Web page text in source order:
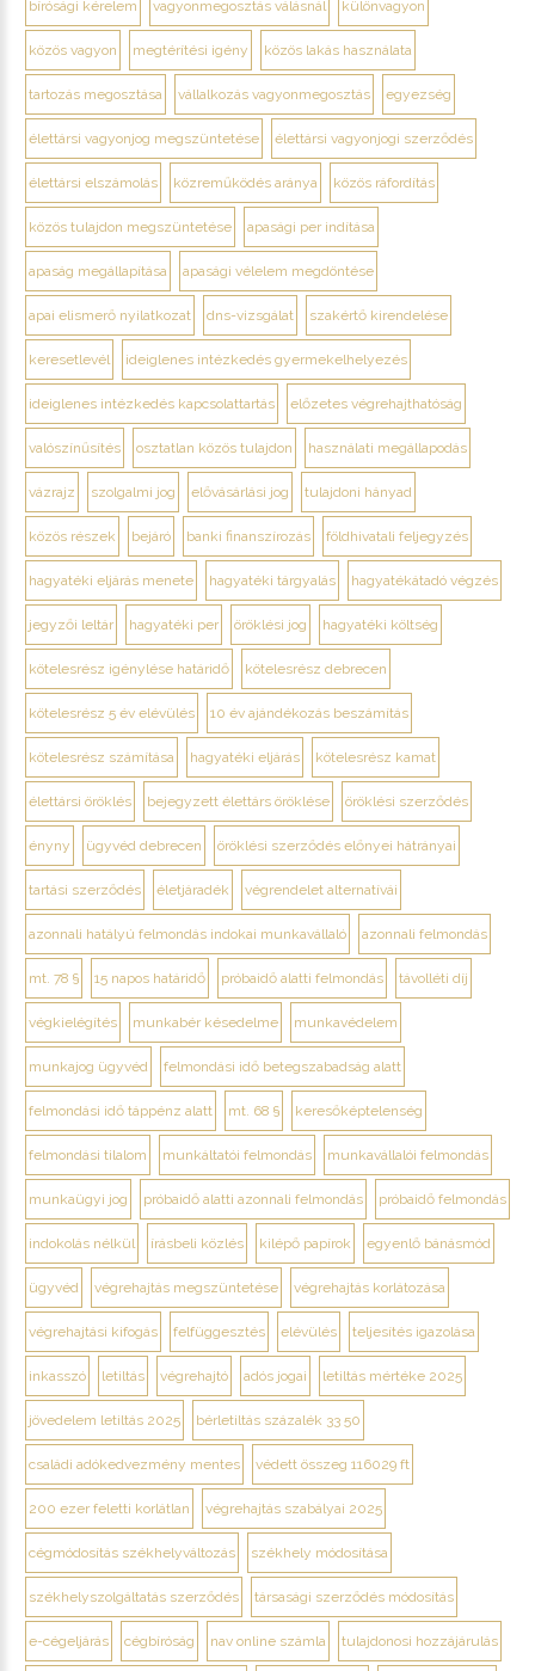
bírósági kérelem vagyonmegosztás válásnál különvagyon
közös vagyon megtérítési igény közös lakás használata
tartozás megosztása vállalkozás vagyonmegosztás egyezség
élettársi vagyonjog megszüntetése élettársi vagyonjogi szerződés
élettársi elszámolás közreműködés aránya közös ráfordítás
közös tulajdon megszüntetése apasági per indítása
apaság megállapítása apasági vélelem megdöntése
apai elismerő nyilatkozat dns-vizsgálat szakértő kirendelése
keresetlevél ideiglenes intézkedés gyermekelhelyezés
ideiglenes intézkedés kapcsolattartás előzetes végrehajthatóság
valószínűsítés osztatlan közös tulajdon használati megállapodás
vázrajz szolgalmi jog elővásárlási jog tulajdoni hányad
közös részek bejáró banki finanszírozás földhivatali feljegyzés
hagyatéki eljárás menete hagyatéki tárgyalás hagyatékátadó végzés
jegyzői leltár hagyatéki per öröklési jog hagyatéki költség
kötelesrész igénylése határidő kötelesrész debrecen
kötelesrész 5 év elévülés 10 év ajándékozás beszámítás
kötelesrész számítása hagyatéki eljárás kötelesrész kamat
élettársi öröklés bejegyzett élettárs öröklése öröklési szerződés
ényny ügyvéd debrecen öröklési szerződés előnyei hátrányai
tartási szerződés életjáradék végrendelet alternatívái
azonnali hatályú felmondás indokai munkavállaló azonnali felmondás
mt. 78 § 15 napos határidő próbaidő alatti felmondás távolléti díj
végkielégítés munkabér késedelme munkavédelem
munkajog ügyvéd felmondási idő betegszabadság alatt
felmondási idő táppénz alatt mt. 68 § keresőképtelenség
felmondási tilalom munkáltatói felmondás munkavállalói felmondás
munkaügyi jog próbaidő alatti azonnali felmondás próbaidő felmondás
indokolás nélkül írásbeli közlés kilépő papírok egyenlő bánásmód
ügyvéd végrehajtás megszüntetése végrehajtás korlátozása
végrehajtási kifogás felfüggesztés elévülés teljesítés igazolása
inkasszó letiltás végrehajtó adós jogai letiltás mértéke 2025
jövedelem letiltás 2025 bérletiltás százalék 33 50
családi adókedvezmény mentes védett összeg 116029 ft
200 ezer feletti korlátlan végrehajtás szabályai 2025
cégmódosítás székhelyváltozás székhely módosítása
székhelyszolgáltatás szerződés társasági szerződés módosítás
e-cégeljárás cégbíróság nav online számla tulajdonosi hozzájárulás